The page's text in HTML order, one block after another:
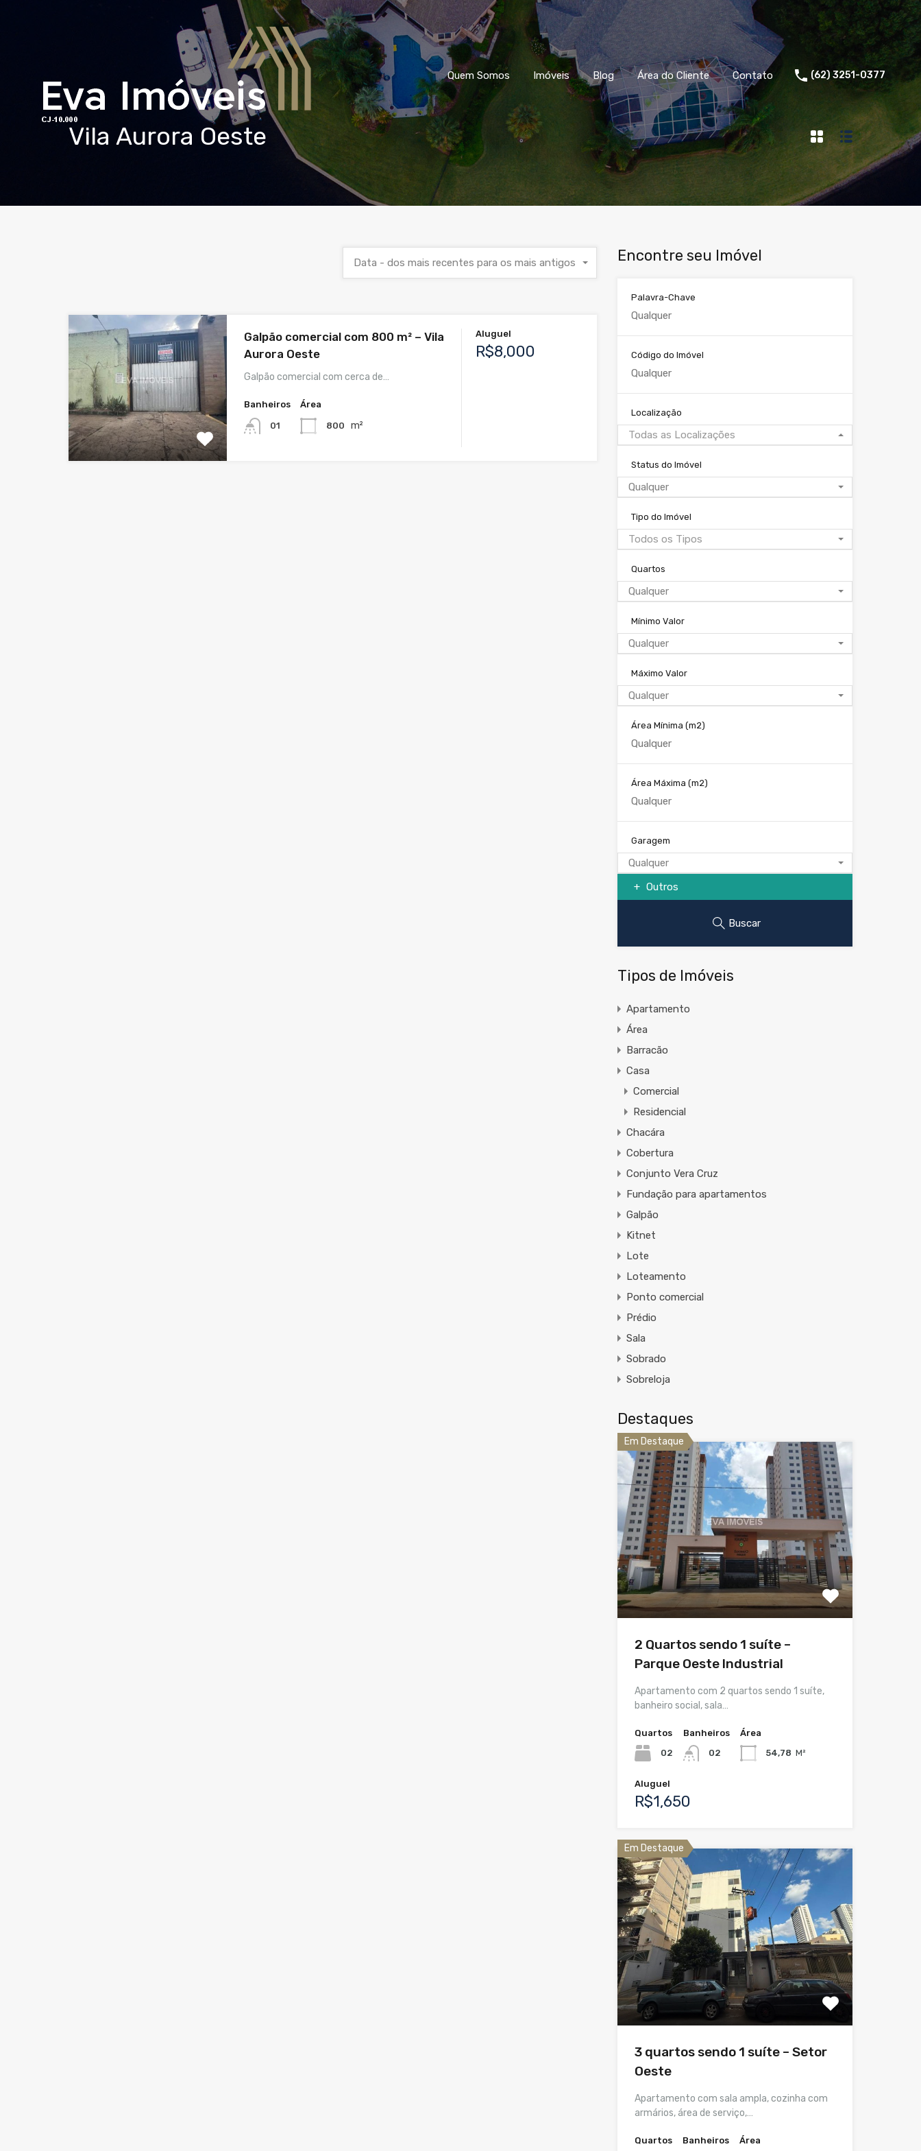
Quem Somos Imóveis Blog Área do Cliente Contato (62) 3251-0377
Vila Aurora Oeste
Data - dos mais recentes para os mais antigos
Galpão comercial com 800 m² – Vila
Aurora Oeste
Galpão comercial com cerca de…
Banheiros
01
Área
800 m²
Aluguel
R$8,000
Encontre seu Imóvel
Palavra-Chave
Código do Imóvel
Localização
Todas as Localizações
Status do Imóvel
Qualquer
Tipo do Imóvel
Todos os Tipos
Quartos
Qualquer
Mínimo Valor
Qualquer
Máximo Valor
Qualquer
Área Mínima (m2)
Área Máxima (m2)
Garagem
Qualquer
Outros
Buscar
Tipos de Imóveis
Apartamento
Área
Barracão
Casa
Comercial
Residencial
Chacára
Cobertura
Conjunto Vera Cruz
Fundação para apartamentos
Galpão
Kitnet
Lote
Loteamento
Ponto comercial
Prédio
Sala
Sobrado
Sobreloja
Destaques
Em Destaque
2 Quartos sendo 1 suíte –
Parque Oeste Industrial
Apartamento com 2 quartos sendo 1 suíte,
banheiro social, sala…
Quartos
02
Banheiros
02
Área
54,78 M²
Aluguel
R$1,650
Em Destaque
3 quartos sendo 1 suíte – Setor
Oeste
Apartamento com sala ampla, cozinha com
armários, área de serviço,…
Quartos Banheiros Área